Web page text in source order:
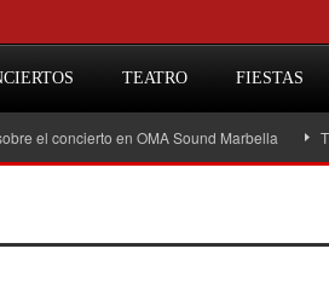
TEATRO FIESTAS
concierto en OMA Sound Marbella The